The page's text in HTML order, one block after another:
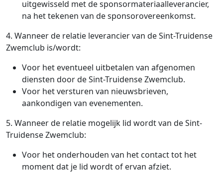
uitgewisseld met de sponsormateriaalleverancier,
na het tekenen van de sponsorovereenkomst.
4. Wanneer de relatie leverancier van de Sint-Truidense
Zwemclub is/wordt:
Voor het eventueel uitbetalen van afgenomen
diensten door de Sint-Truidense Zwemclub.
Voor het versturen van nieuwsbrieven,
aankondigen van evenementen.
5. Wanneer de relatie mogelijk lid wordt van de Sint-
Truidense Zwemclub:
Voor het onderhouden van het contact tot het
moment dat je lid wordt of ervan afziet.